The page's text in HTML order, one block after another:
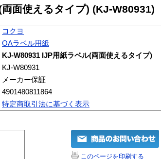
面使えるタイプ) (KJ-W80931)
コクヨ
OAラベル用紙
KJ-W80931 IJP用紙ラベル(両面使えるタイプ)
KJ-W80931
メーカー保証
4901480811864
特定商取引法に基づく表示
このページを印刷する